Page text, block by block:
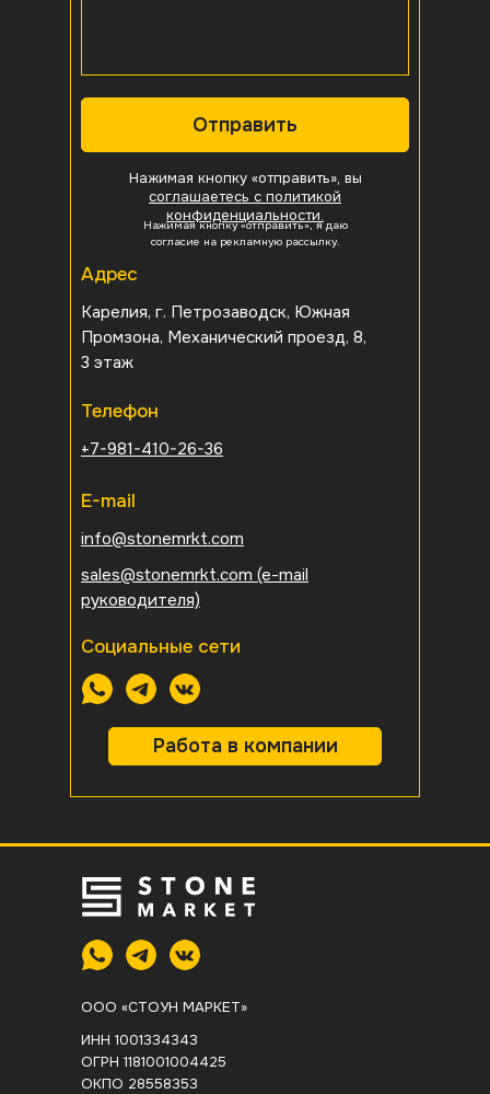
Адрес
Карелия, г. Петрозаводск, Южная
Промзона, Механический проезд, 8,
3 этаж
Телефон
+7-981-410-26-36
E-mail
info@stonemrkt.com
sales@stonemrkt.com (e-mail
руководителя)
Социальные сети
Работа в компании
Отправить
Нажимая кнопку «отправить», вы
соглашаетесь с политикой
конфиденциальности.
Нажимая кнопку «отправить», я даю
согласие на рекламную рассылку.
ООО «СТОУН МАРКЕТ»
ИНН 1001334343
ОГРН 1181001004425
ОКПО 28558353